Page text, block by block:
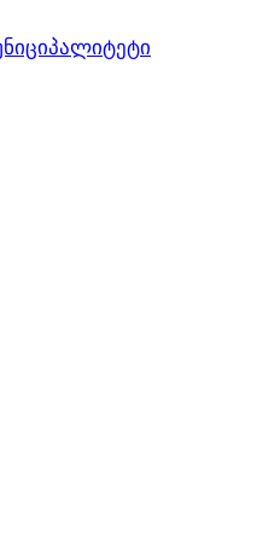
რეჟიმში კარგი!